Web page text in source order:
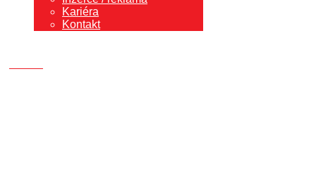
Kariéra
Kontakt